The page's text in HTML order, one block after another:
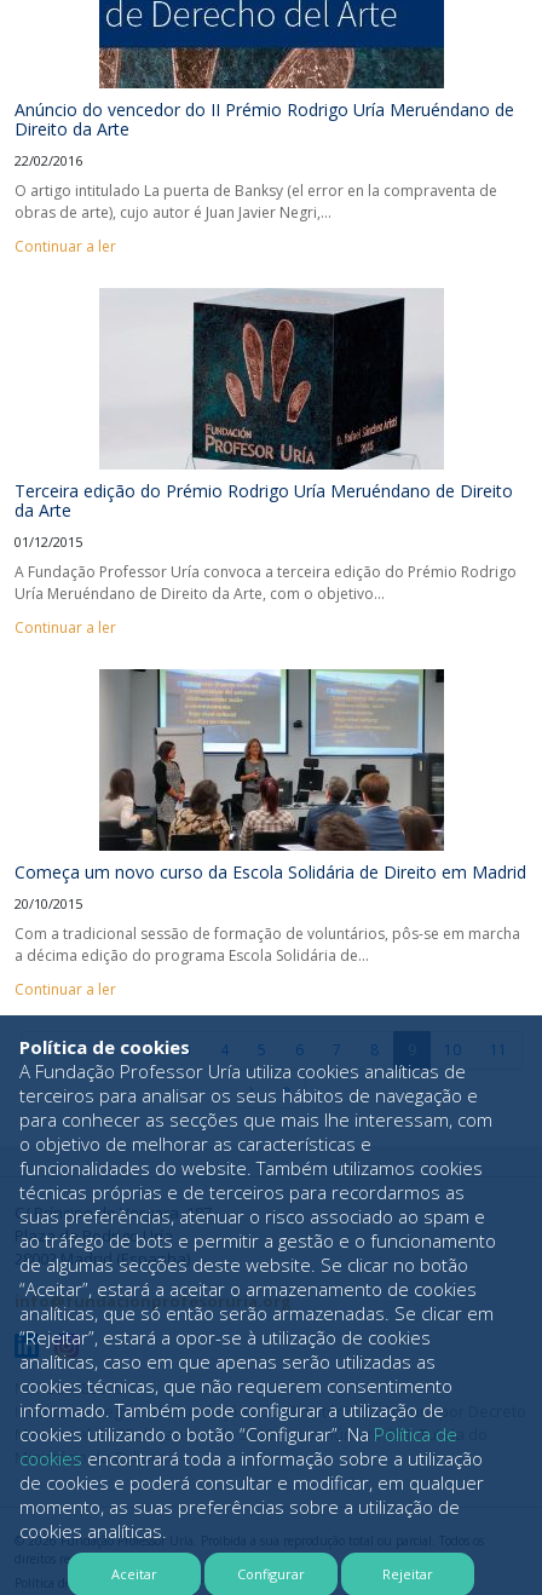
Anúncio do vencedor do II Prémio Rodrigo Uría Meruéndano de
Direito da Arte
22/02/2016
O artigo intitulado La puerta de Banksy (el error en la compraventa de
obras de arte), cujo autor é Juan Javier Negri,...
Continuar a ler
Terceira edição do Prémio Rodrigo Uría Meruéndano de Direito
da Arte
01/12/2015
A Fundação Professor Uría convoca a terceira edição do Prémio Rodrigo
Uría Meruéndano de Direito da Arte, com o objetivo...
Continuar a ler
Começa um novo curso da Escola Solidária de Direito em Madrid
20/10/2015
Com a tradicional sessão de formação de voluntários, pôs-se em marcha
a décima edição do programa Escola Solidária de...
Continuar a ler
« ‹ 1 2 3 4 5 6 7 8 10
11
›
»
C/ Príncipe de Vergara, 187
Plaza de Rodrigo Uría
28002 Madrid (Espanha)
info@fundacionprofesoruria.org
NIF: G84489970
Inscrita no Registo de Fundações do Ministério da Cultura por Decreto
Ministerial de 25 de janeiro de 2006 com o número 691. Tutela do
Ministério da Cultura.
© 2026 Fundação Professor Uría. Proibida a sua reprodução total ou parcial. Todos os
direitos reservados
Política de Cookies
Política de privacidade Aviso Legal
Política de cookies
A Fundação Professor Uría utiliza cookies analíticas de
terceiros para analisar os seus hábitos de navegação e
para conhecer as secções que mais lhe interessam, com
o objetivo de melhorar as características e
funcionalidades do website. Também utilizamos cookies
técnicas próprias e de terceiros para recordarmos as
suas preferências, atenuar o risco associado ao spam e
ao tráfego de bots e permitir a gestão e o funcionamento
de algumas secções deste website. Se clicar no botão
“Aceitar”, estará a aceitar o armazenamento de cookies
analíticas, que só então serão armazenadas. Se clicar em
“Rejeitar”, estará a opor-se à utilização de cookies
analíticas, caso em que apenas serão utilizadas as
cookies técnicas, que não requerem consentimento
informado. Também pode configurar a utilização de
cookies utilizando o botão “Configurar”. Na Política de
cookies encontrará toda a informação sobre a utilização
de cookies e poderá consultar e modificar, em qualquer
momento, as suas preferências sobre a utilização de
cookies analíticas.
Aceitar Configurar Rejeitar